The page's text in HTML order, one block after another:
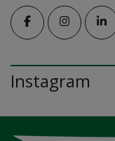
Instagram